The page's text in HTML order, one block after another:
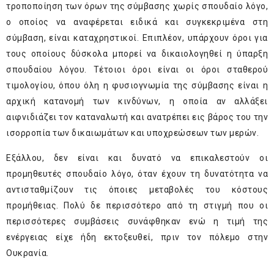
τροποποίηση των όρων της σύμβασης χωρίς σπουδαίο λόγο,
ο οποίος να αναφέρεται ειδικά και συγκεκριμένα στη
σύμβαση, είναι καταχρηστικοί. Επιπλέον, υπάρχουν όροι για
τους οποίους δύσκολα μπορεί να δικαιολογηθεί η ύπαρξη
σπουδαίου λόγου. Τέτοιοι όροι είναι οι όροι σταθερού
τιμολογίου, όπου όλη η φυσιογνωμία της σύμβασης είναι η
αρχική κατανομή των κινδύνων, η οποία αν αλλάξει
αιφνιδιάζει τον καταναλωτή και ανατρέπει εις βάρος του την
ισορροπία των δικαιωμάτων και υποχρεώσεων των μερών.
Εξάλλου, δεν είναι και δυνατό να επικαλεστούν οι
προμηθευτές σπουδαίο λόγο, όταν έχουν τη δυνατότητα να
αντισταθμίζουν τις όποιες μεταβολές του κόστους
προμήθειας. Πολύ δε περισσότερο από τη στιγμή που οι
περισσότερες συμβάσεις συνάφθηκαν ενώ η τιμή της
ενέργειας είχε ήδη εκτοξευθεί, πριν τον πόλεμο στην
Ουκρανία.